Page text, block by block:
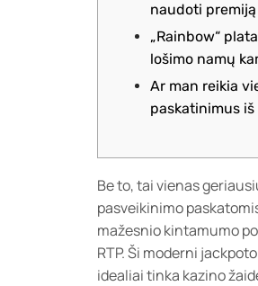
naudoti
„Rainbow“
lošimo namų
Ar man reikia
paskatinimus iš
Be to, tai vienas
pasveikinimo
mažesnio kintamumo
RTP.Ši moderni
idealiai tinka kazino